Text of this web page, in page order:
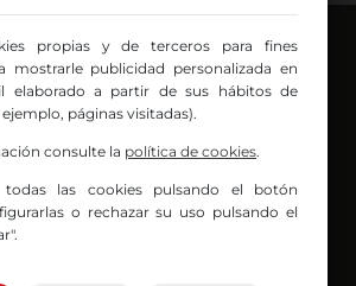
VOCES
Agurtzane
Belén Ollero
Eduardo
Eva Argote
Endika
propias y de terceros para fines
mostrarle publicidad personalizada en
elaborado a partir de sus hábitos de
páginas visitadas).
consulte la política de cookies.
todas las cookies pulsando el botón
o rechazar su uso pulsando el